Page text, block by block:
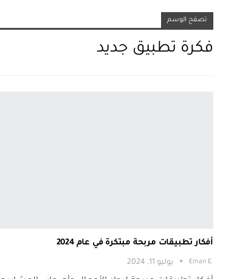
تصفح الوسم
فكرة تطبيق جديد
أفكار تطبيقات مربحة مبتكرة في عام 2024
.Eman E يوليو 11, 2024